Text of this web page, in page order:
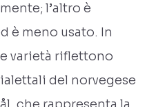
l’altro è
è meno usato. In
varietà riflettono
del norvegese